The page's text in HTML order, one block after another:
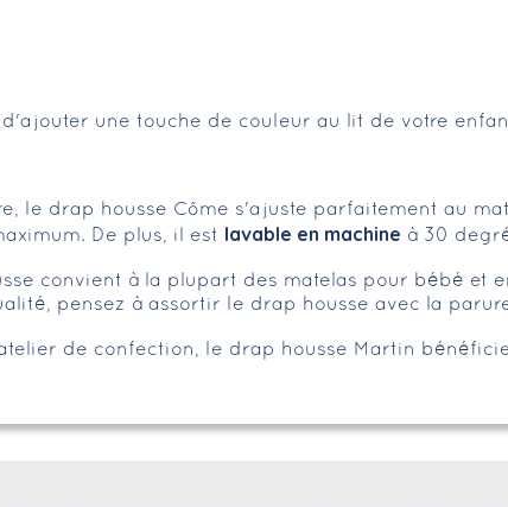
une touche de couleur au lit de votre
le drap housse Côme s'ajuste parfaitement au
De plus, il est lavable en machine à 30
convient à la plupart des matelas pour bébé et
pensez à assortir le drap housse avec la
de confection, le drap housse Martin